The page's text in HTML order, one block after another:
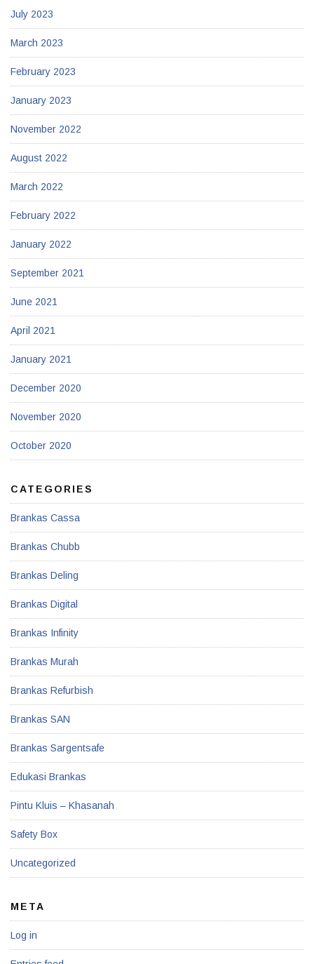
July 2023
March 2023
February 2023
January 2023
November 2022
August 2022
March 2022
February 2022
January 2022
September 2021
June 2021
April 2021
January 2021
December 2020
November 2020
October 2020
CATEGORIES
Brankas Cassa
Brankas Chubb
Brankas Deling
Brankas Digital
Brankas Infinity
Brankas Murah
Brankas Refurbish
Brankas SAN
Brankas Sargentsafe
Edukasi Brankas
Pintu Kluis – Khasanah
Safety Box
Uncategorized
META
Log in